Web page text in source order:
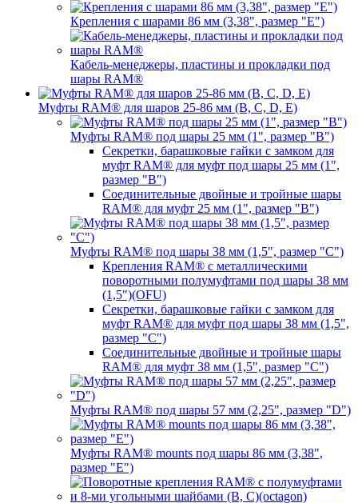
Крепления с шарами 86 мм (3,38", размер "E")
Кабель-менеджеры, пластины и прокладки под
шары RAM®
Муфты RAM® для шаров 25-86 мм (B, C, D, E)
Муфты RAM® под шары 25 мм (1", размер "B")
Секретки, барашковые гайки с замком для
муфт RAM® для муфт под шары 25 мм (1",
размер "B")
Соединительные двойные и тройные шары
RAM® для муфт 25 мм (1", размер "B")
Муфты RAM® под шары 38 мм (1,5", размер "C")
Крепления RAM® с металлическими
поворотными полумуфтами под шары 38 мм
(1,5")(OFU)
Секретки, барашковые гайки с замком для
муфт RAM® для муфт под шары 38 мм (1,5",
размер "C")
Соединительные двойные и тройные шары
RAM® для муфт 38 мм (1,5", размер "C")
Муфты RAM® под шары 57 мм (2,25", размер "D")
Муфты RAM® mounts под шары 86 мм (3,38",
размер "E")